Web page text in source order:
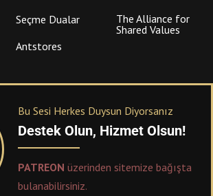
Seçme Dualar
The Alliance for
Shared Values
Antstores
Bu Sesi Herkes Duysun Diyorsanız
Destek Olun, Hizmet Olsun!
PATREON üzerinden sitemize bağışta
bulanabilirsiniz.